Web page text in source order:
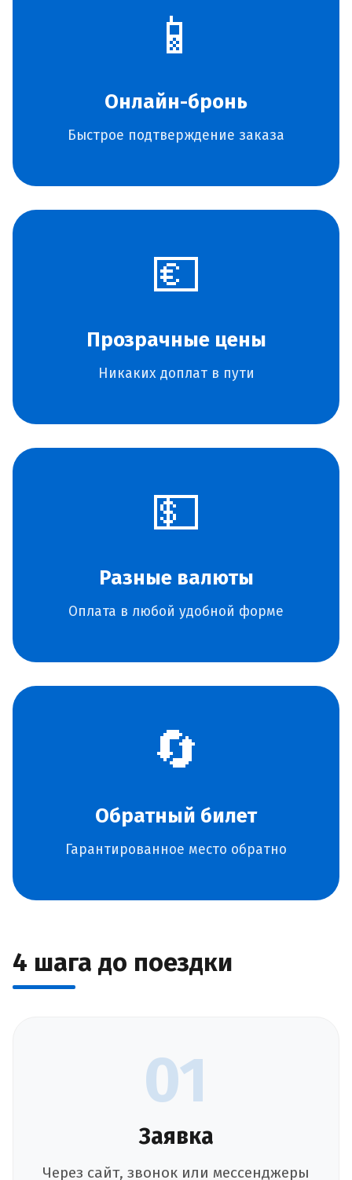
📱
Онлайн-бронь
Быстрое подтверждение заказа
💶
Прозрачные цены
Никаких доплат в пути
💵
Разные валюты
Оплата в любой удобной форме
🔄
Обратный билет
Гарантированное место обратно
4 шага до поездки
01
Заявка
Через сайт, звонок или мессенджеры